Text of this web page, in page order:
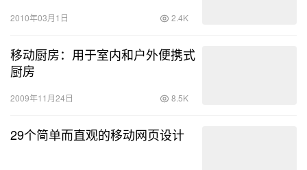
2010年03月1日 2.4K
移动厨房：用于室内和户外便携式
厨房
2009年11月24日 8.5K
29个简单而直观的移动网页设计